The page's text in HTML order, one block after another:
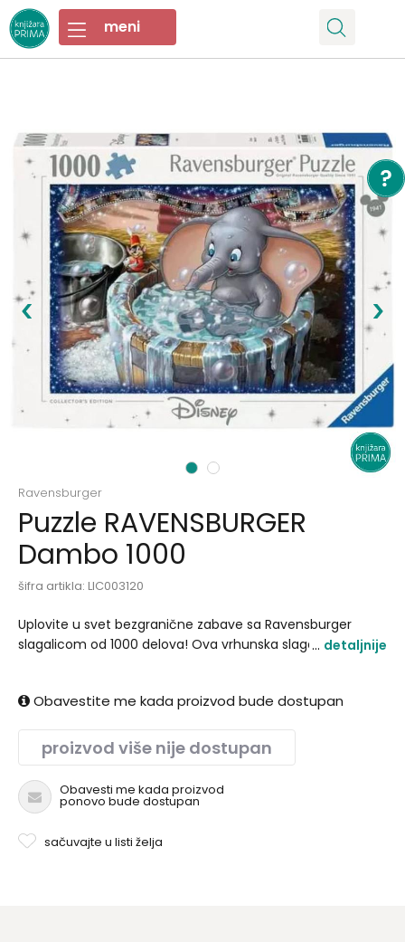
1 2
Ravensburger
Puzzle RAVENSBURGER
Dambo 1000
šifra artikla: LIC003120
Uplovite u svet bezgranične zabave sa Ravensburger
slagalicom od 1000 delova! Ova vrhunska slagalica pruža
slagalica svih uzrasta, ova Ravensburger slagalica
detaljnije
Obavestite me kada proizvod bude dostupan
proizvod više nije dostupan
Obavesti me kada proizvod
ponovo bude dostupan
sačuvajte u listi želja